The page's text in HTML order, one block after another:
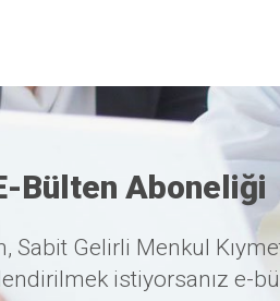
Bülten Aboneliği
Sabit Gelirli Menkul
istiyorsanız e-